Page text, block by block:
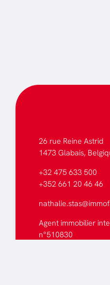
26 rue Reine Astrid
1473 Glabais,
+32 475 633 500
+352 661 20 46 46
Agent immobilier
n°510830